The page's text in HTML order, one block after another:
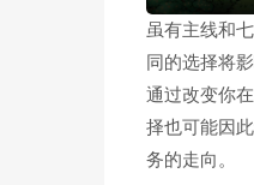
虽有主线和
同的选择将
通过改变你
择也可能因
务的走向。